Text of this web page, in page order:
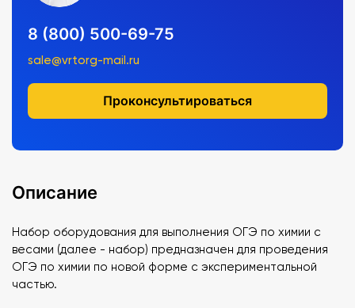
8 (800) 500-69-75
sale@vrtorg-mail.ru
Проконсультироваться
Описание
Набор оборудования для выполнения ОГЭ по химии с
весами (далее - набор) предназначен для проведения
ОГЭ по химии по новой форме с экспериментальной
частью.